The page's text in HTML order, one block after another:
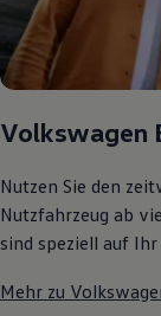
Volkswagen
Nutzen Sie den
Nutzfahrzeug ab
sind speziell auf
Mehr zu